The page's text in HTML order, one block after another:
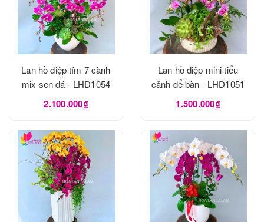
Lan hồ điệp tím 7 cành
mix sen đá - LHD1054
2.100.000₫
Lan hồ điệp mini tiểu
cảnh để bàn - LHD1051
1.500.000₫